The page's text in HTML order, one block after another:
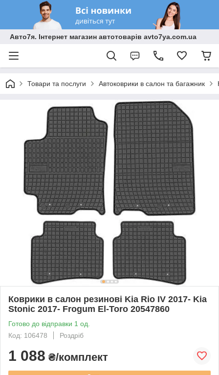
Авто7я. Інтернет магазин автотоварів avto7ya.com.ua
Товари та послуги Автоковрики в салон та багажник
Коврики в салон резинові Kia Rio IV 2017- Kia
Stonic 2017- Frogum El-Toro 20547860
Готово до відправки 1 од.
Код: 106478
Роздріб
1 088 ₴/комплект